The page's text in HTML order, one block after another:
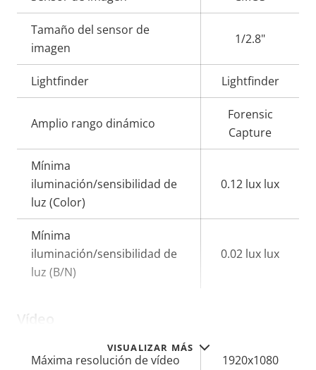
VISUALIZAR MÁS
de
propiedad
la
propiedad
Tamaño del sensor de
imagen
1/2.8"
Lightfinder Lightfinder
Amplio rango dinámico
Forensic
Capture
Mínima
iluminación/sensibilidad de
luz (Color)
0.12 lux lux
Mínima
iluminación/sensibilidad de
luz (B/N)
0.02 lux lux
Vídeo
Descripción
Valor de
Máxima resolución de vídeo 1920x1080